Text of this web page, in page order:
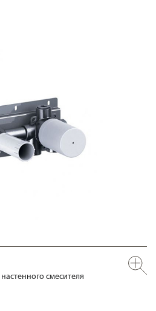
смесителя